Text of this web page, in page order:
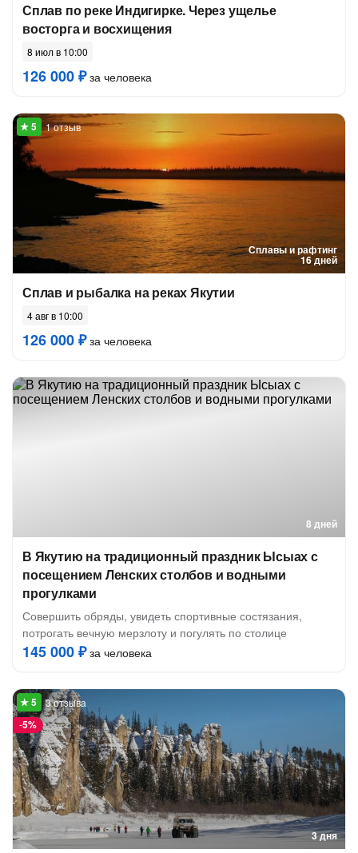
Сплав по реке Индигирке. Через ущелье
восторга и восхищения
8 июл в 10:00
126 000 ₽за человека
Сплавы и рафтинг
16 дней
1 отзыв
Сплав и рыбалка на реках Якутии
4 авг в 10:00
126 000 ₽за человека
8 дней
В Якутию на традиционный праздник Ысыах с
посещением Ленских столбов и водными
прогулками
Совершить обряды, увидеть спортивные состязания,
потрогать вечную мерзлоту и погулять по столице
145 000 ₽за человека
3 дня
-5%
3 отзыва